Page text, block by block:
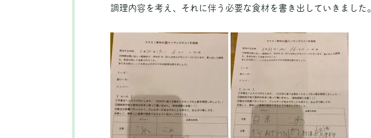
調理内容を考え、それに伴う必要な食材を書き出していきました。